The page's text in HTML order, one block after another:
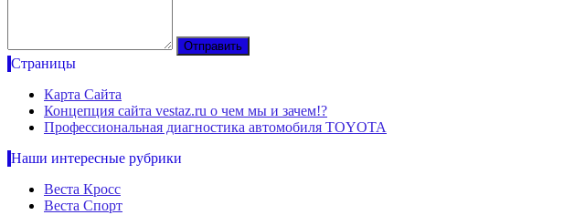
Страницы
Карта Сайта
Концепция сайта vestaz.ru о чем мы и зачем!?
Профессиональная диагностика автомобиля TOYOTA
Наши интересные рубрики
Веста Кросс
Веста Спорт